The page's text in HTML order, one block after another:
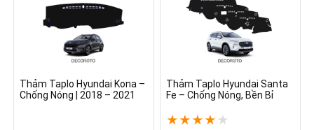
Thảm Taplo Hyundai Kona –
Chống Nóng | 2018 – 2021
Thảm Taplo Hyundai Santa
Fe – Chống Nóng, Bền Bỉ
★ ★ ★ ★ ★